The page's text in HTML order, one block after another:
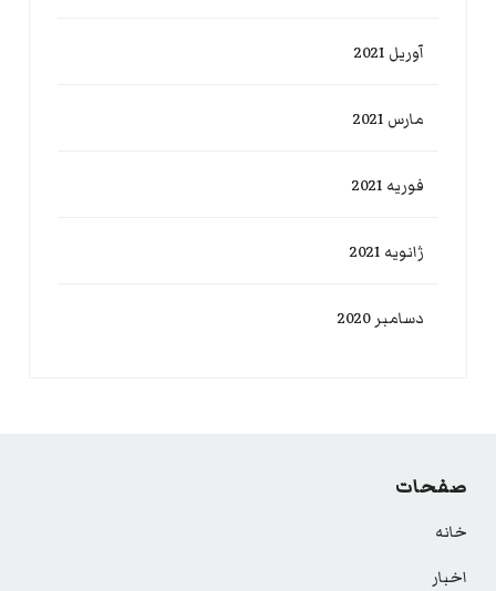
آوریل 2021
مارس 2021
فوریه 2021
ژانویه 2021
دسامبر 2020
صفحات
خانه
اخبار